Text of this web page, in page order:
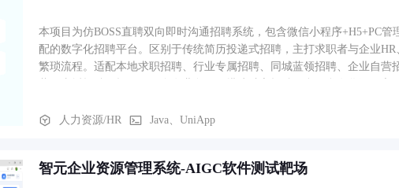
本项目为仿BOSS直聘双向即时沟通招聘系统，包含微信小程序+H5+PC
配的数字化招聘平台。区别于传统简历投递式招聘，主打求职者与企业
繁琐流程。适配本地求职招聘、行业专属招聘、同城蓝领招聘、企业自
人力资源/HR
Java、UniApp
智元企业资源管理系统-AIGC软件测试靶场